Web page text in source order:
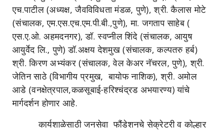
एच.पाटील (अध्यक्ष, जैवविविधता मंडळ, पुणे), श्री. कैलास मोटे
(संचालक, एम.एस.एच.एम.पी.बी.,पुणे), मा. जगताप साहेब (
एस.ए.ओ. अहमदनगर), डॉ. स्वप्नील शिंदे (संचालक, आयुष
आयुर्वेद लि., पुणे) डॉ.अक्षय देशमुख (संचालक, कल्पतरु हर्ब)
श्री. किरण अभ्यंकर (संचालक, वेल केअर नॅचरल, पुणे), श्री.
जेतिन साठे (विभागीय प्रमुख, बायोफ नाशिक), श्री. अमोल
आडे (वनक्षेत्रपाल,कळसूबाई-हरिश्चंद्रड अभयारण्य) यांचे
मार्गदर्शन होणार आहे.
कार्यशाळेसाठी जनसेवा फौंडेशनचे सेक्रेटरी व कोल्हार